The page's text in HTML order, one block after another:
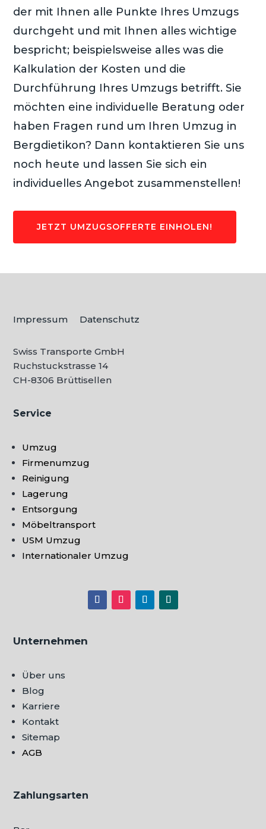
der mit Ihnen alle Punkte Ihres Umzugs
durchgeht und mit Ihnen alles wichtige
bespricht; beispielsweise alles was die
Kalkulation der Kosten und die
Durchführung Ihres Umzugs betrifft. Sie
möchten eine individuelle Beratung oder
haben Fragen rund um Ihren Umzug in
Bergdietikon? Dann kontaktieren Sie uns
noch heute und lassen Sie sich ein
individuelles Angebot zusammenstellen!
JETZT UMZUGSOFFERTE EINHOLEN!
Impressum Datenschutz
Swiss Transporte GmbH
Ruchstuckstrasse 14
CH-8306 Brüttisellen
Service
Umzug
Firmenumzug
Reinigung
Lagerung
Entsorgung
Möbeltransport
USM Umzug
Internationaler Umzug
Unternehmen
Über uns
Blog
Karriere
Kontakt
Sitemap
AGB
Zahlungsarten